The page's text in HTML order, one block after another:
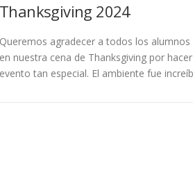
Thanksgiving 2024
Queremos agradecer a todos los
en nuestra cena de Thanksgiving por
evento tan especial. El ambiente fue